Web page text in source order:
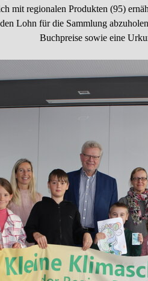
mit regionalen Produkten (95)
Lohn für die Sammlung
Buchpreise sowie eine